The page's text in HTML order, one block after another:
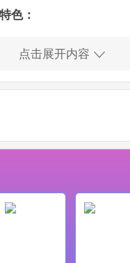
色：
乐趣体验吧;
戏中你将和其他类型
故事呢。
都是可以让你去快速的
播吧;
点：
偶像主播培养计划，得
点击展开内容